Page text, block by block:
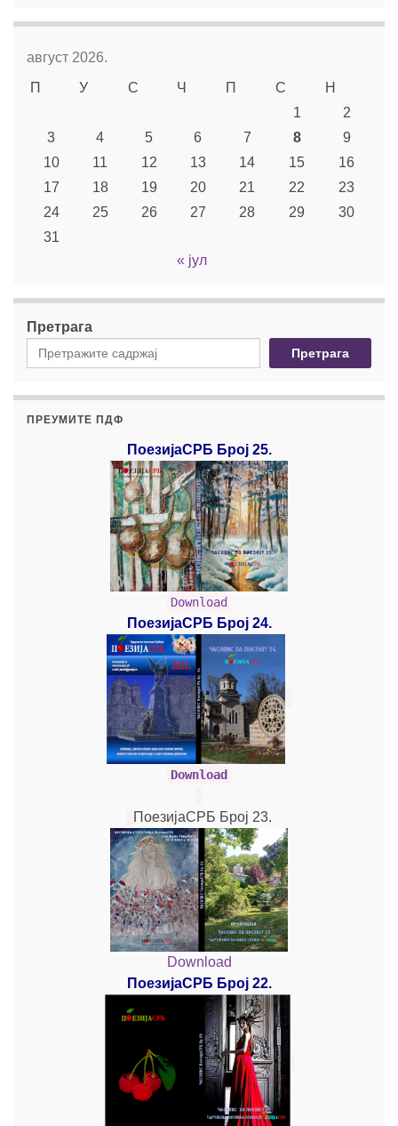
август 2026.
П
У С Ч П С
Н
1
2
3
4 5 6 7 8
9
10
11 12 13 14 15
16
17
18 19 20 21 22
23
24
25 26 27 28 29
30
31
« јул
Претрага
Претрага
ПРЕУМИТЕ ПДФ
ПоезијаСРБ Број 25.
Download
ПоезијаСРБ Број 24.
Download
ПоезијаСРБ Број 23.
Download
ПоезијаСРБ Број 22.